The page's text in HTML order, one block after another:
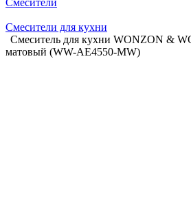
Смесители
Смесители для кухни
Смеситель для кухни WONZON &
матовый (WW-AE4550-MW)